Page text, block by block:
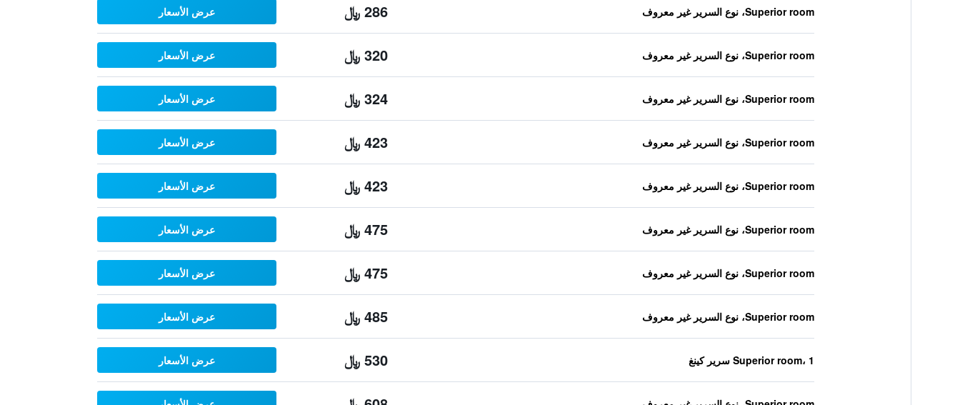
Superior room، نوع السرير غير معروف 286 ﷼ عرض الأسعار
Superior room، نوع السرير غير معروف 320 ﷼ عرض الأسعار
Superior room، نوع السرير غير معروف 324 ﷼ عرض الأسعار
Superior room، نوع السرير غير معروف 423 ﷼ عرض الأسعار
Superior room، نوع السرير غير معروف 423 ﷼ عرض الأسعار
Superior room، نوع السرير غير معروف 475 ﷼ عرض الأسعار
Superior room، نوع السرير غير معروف 475 ﷼ عرض الأسعار
Superior room، نوع السرير غير معروف 485 ﷼ عرض الأسعار
Superior room، 1 سرير كينغ 530 ﷼ عرض الأسعار